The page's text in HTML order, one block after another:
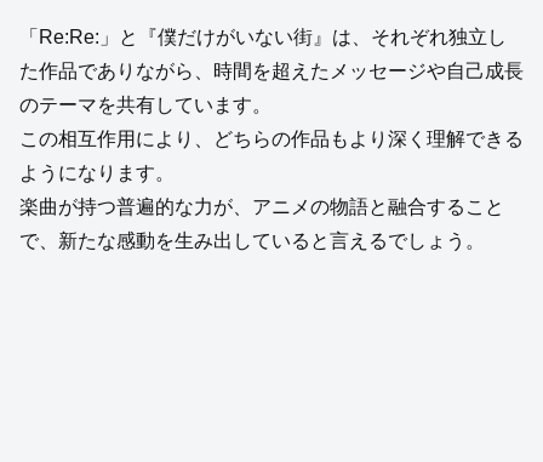
「Re:Re:」と『僕だけがいない街』は、それぞれ独立し
た作品でありながら、時間を超えたメッセージや自己成長
のテーマを共有しています。
この相互作用により、どちらの作品もより深く理解できる
ようになります。
楽曲が持つ普遍的な力が、アニメの物語と融合すること
で、新たな感動を生み出していると言えるでしょう。